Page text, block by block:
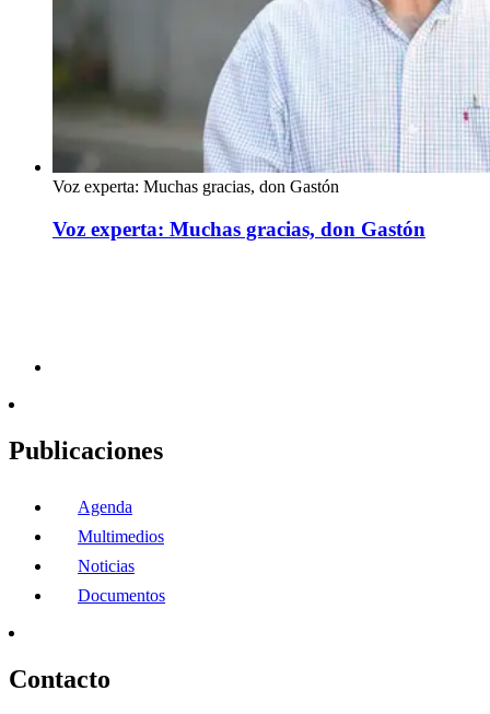
Voz experta: Muchas gracias, don Gastón
Voz experta: Muchas gracias, don Gastón
Publicaciones
Agenda
Multimedios
Noticias
Documentos
Contacto